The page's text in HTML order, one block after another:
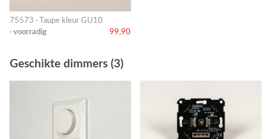
75573 · Taupe kleur GU10
· voorradig 99,90
Geschikte dimmers (3)